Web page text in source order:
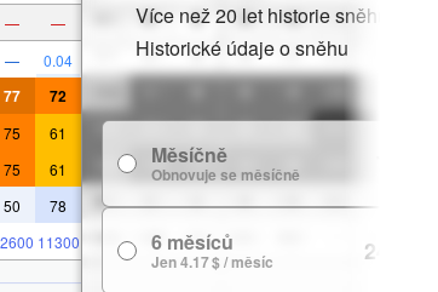
— —
— 0.04
77 72
75 61
75 61
50 78
11300
Více než 20 let historie sněhu
Historické údaje o sněhu
Měsíčně
Obnovuje se měsíčně
6 měsíců
Jen 4.17 $ / měsíc 24.99 $